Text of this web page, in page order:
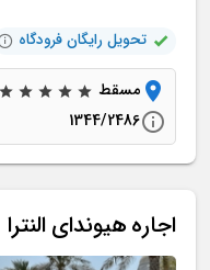
تحویل رایگان فرودگاه
مسقط
1344/2486
اجارههیوندایالنترا